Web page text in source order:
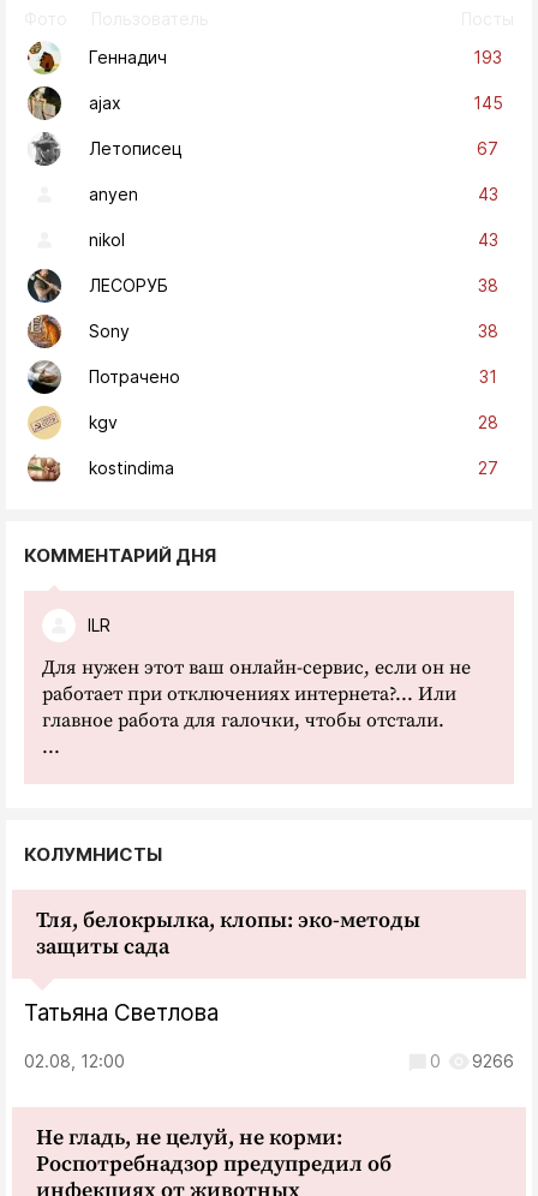
Геннадич
193
ajax 145
Летописец 67
anyen 43
nikol 43
ЛЕСОРУБ 38
Sony 38
Потрачено 31
kgv 28
kostindima 27
КОММЕНТАРИЙ ДНЯ
ILR
Для нужен этот ваш онлайн-сервис, если он не
работает при отключениях интернета?... Или
главное работа для галочки, чтобы отстали.
...
КОЛУМНИСТЫ
Тля, белокрылка, клопы: эко-методы
защиты сада
Татьяна Светлова
02.08, 12:00 0 9266
Не гладь, не целуй, не корми:
Роспотребнадзор предупредил об
инфекциях от животных